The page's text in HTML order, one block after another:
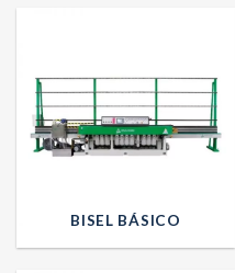
BISEL BÁSICO